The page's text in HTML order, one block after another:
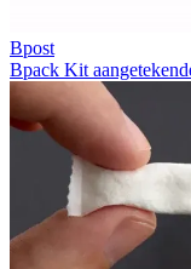
Bpost
Bpack Kit